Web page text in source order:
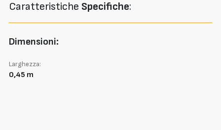
Caratteristiche Specifiche:
Dimensioni:
Larghezza:
0,45 m